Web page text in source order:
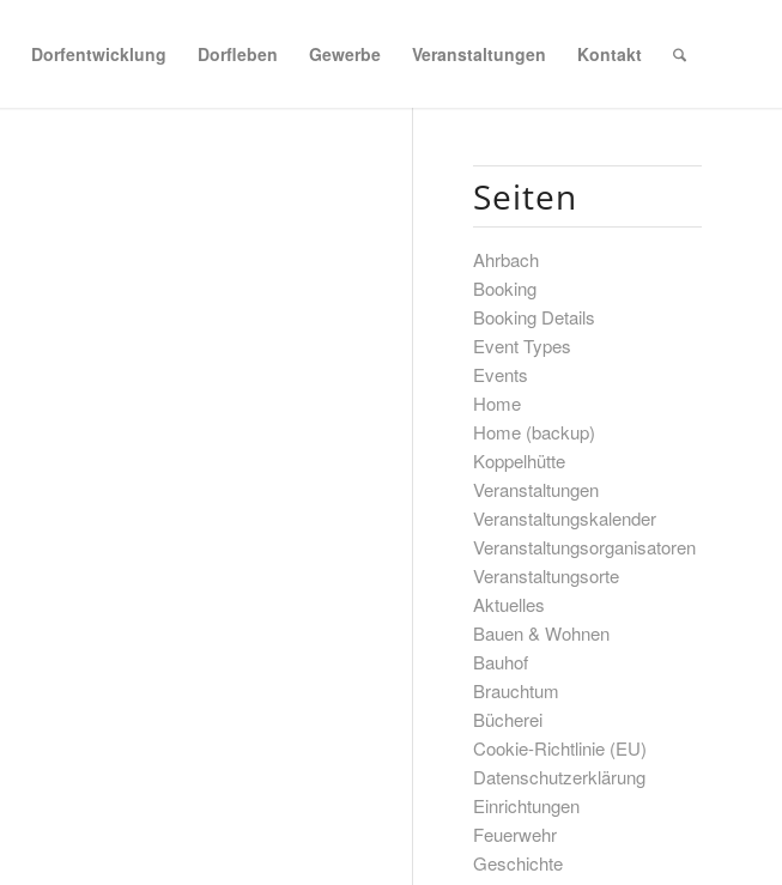
Dorfentwicklung Dorfleben Gewerbe Veranstaltungen Kontakt
Seiten
Ahrbach
Booking
Booking Details
Event Types
Events
Home
Home (backup)
Koppelhütte
Veranstaltungen
Veranstaltungskalender
Veranstaltungsorganisatoren
Veranstaltungsorte
Aktuelles
Bauen & Wohnen
Bauhof
Brauchtum
Bücherei
Cookie-Richtlinie (EU)
Datenschutzerklärung
Einrichtungen
Feuerwehr
Geschichte